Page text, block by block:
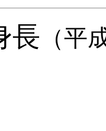
長 （平